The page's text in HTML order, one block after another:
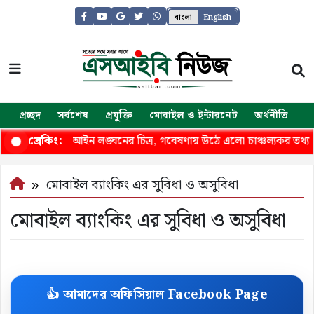
বাংলা English
প্রচ্ছদ সর্বশেষ প্রযুক্তি মোবাইল ও ইন্টারনেট অর্থনীতি
ব্রেকিং:
মোড়কে আইন লঙ্ঘনের চিত্র, গবেষণায় উঠে এলো চাঞ্চল্যকর তথ্য
মোবাইল ব্যাংকিং এর সুবিধা ও অসুবিধা
মোবাইল ব্যাংকিং এর সুবিধা ও অসুবিধা
👍 আমাদের অফিসিয়াল Facebook Page